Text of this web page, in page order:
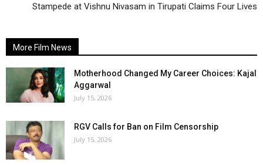
Stampede at Vishnu Nivasam in Tirupati Claims Four Lives
More Film News
Motherhood Changed My Career Choices: Kajal
Aggarwal
July 15, 2026
RGV Calls for Ban on Film Censorship
July 15, 2026